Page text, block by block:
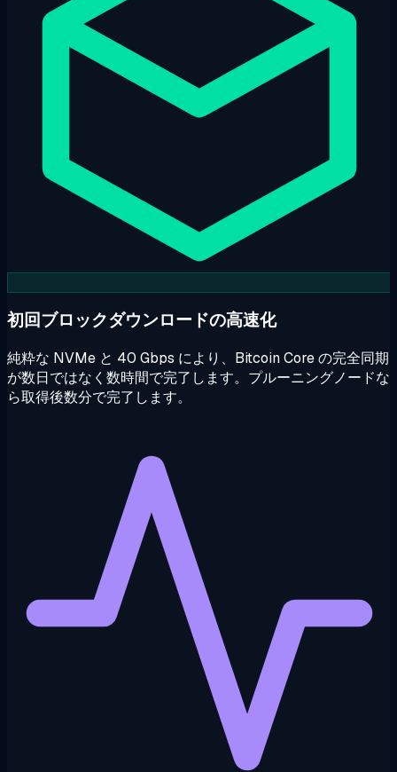
初回ブロックダウンロードの高速化
純粋な NVMe と 40 Gbps により、Bitcoin Core の完全同期
が数日ではなく数時間で完了します。プルーニングノードな
ら取得後数分で完了します。